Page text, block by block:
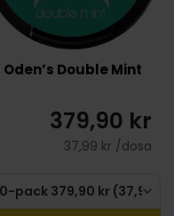
Oden’s Double Mint
379,90 kr
37,99 kr /dosa